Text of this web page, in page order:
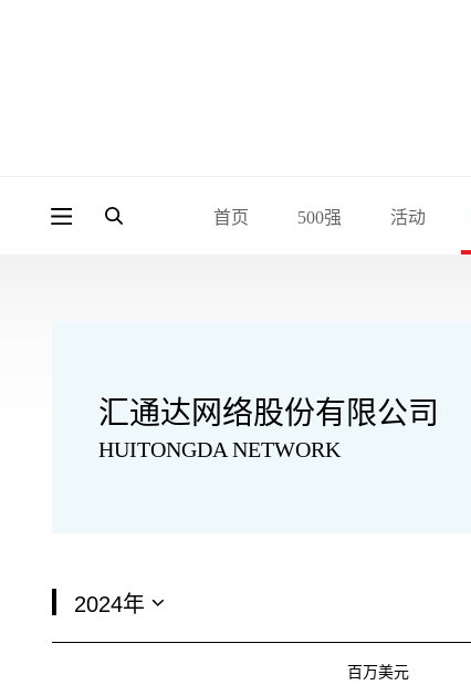
首页 500强 活动
汇通达网络股份有限公司
HUITONGDA NETWORK
百万美元